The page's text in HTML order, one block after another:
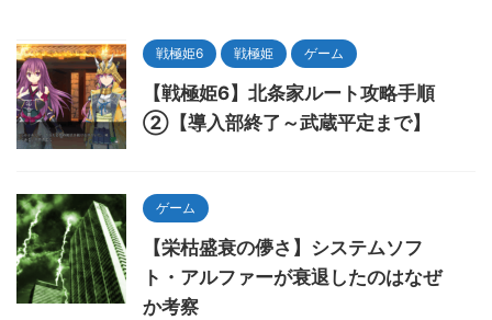
戦極姫6 戦極姫 ゲーム
【戦極姫6】北条家ルート攻略手順
②【導入部終了～武蔵平定まで】
ゲーム
【栄枯盛衰の儚さ】システムソフ
ト・アルファーが衰退したのはなぜ
か考察